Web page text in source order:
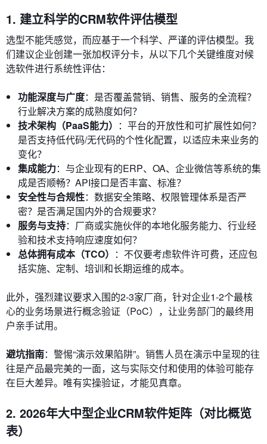
1. 建立科学的CRM软件评估模型
选型不能凭感觉，而应基于一个科学、严谨的评估模型。我
们建议企业创建一张加权评分卡，从以下几个关键维度对候
选软件进行系统性评估：
功能深度与广度：是否覆盖营销、销售、服务的全流程？
行业解决方案的成熟度如何？
技术架构（PaaS能力） ：平台的开放性和可扩展性如何？
是否支持低代码/无代码的个性化配置，以适应未来业务的
变化？
集成能力：与企业现有的ERP、OA、企业微信等系统的集
成是否顺畅？API接口是否丰富、标准？
安全性与合规性：数据安全策略、权限管理体系是否严
密？是否满足国内外的合规要求？
服务与支持：厂商或实施伙伴的本地化服务能力、行业经
验和技术支持响应速度如何？
总体拥有成本（TCO） ：不仅要考虑软件许可费，还应包
括实施、定制、培训和长期运维的成本。
此外，强烈建议要求入围的2-3家厂商，针对企业1-2个最核
心的业务场景进行概念验证（PoC），让业务部门的最终用
户亲手试用。
避坑指南：警惕“演示效果陷阱”。销售人员在演示中呈现的往
往是产品最完美的一面，这与实际交付和使用的体验可能存
在巨大差异。唯有实操验证，才能见真章。
2. 2026年大中型企业CRM软件矩阵（对比概览
表）